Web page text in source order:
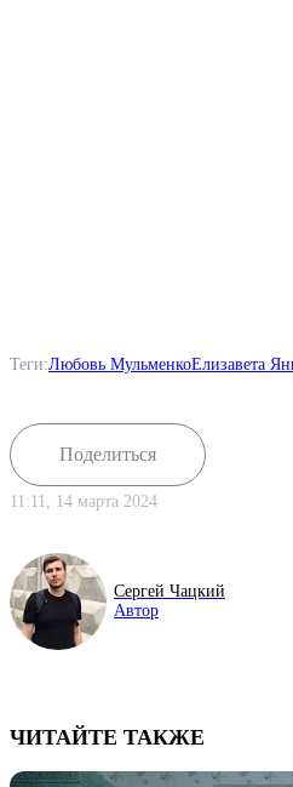
Теги:Любовь МульменкоЕлизавета
Поделиться
11:11, 14 марта 2024
Сергей Чацкий
Автор
ЧИТАЙТЕ ТАКЖЕ